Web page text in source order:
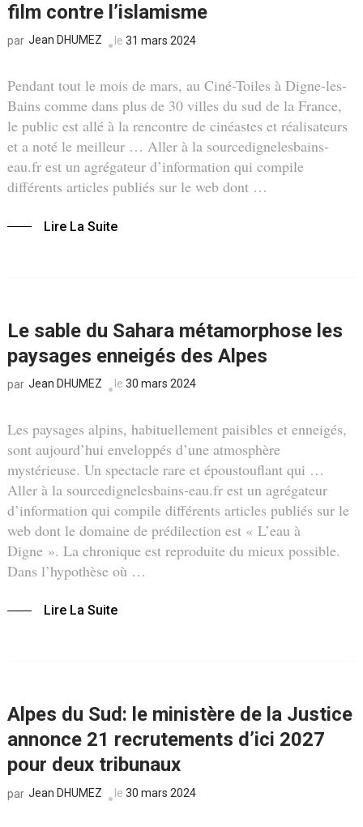
film contre l’islamisme
par Jean DHUMEZ le 31 mars 2024
Pendant tout le mois de mars, au Ciné-Toiles à Digne-les-
Bains comme dans plus de 30 villes du sud de la France,
le public est allé à la rencontre de cinéastes et réalisateurs
et a noté le meilleur … Aller à la sourcedignelesbains-
eau.fr est un agrégateur d’information qui compile
différents articles publiés sur le web dont …
Lire La Suite
Le sable du Sahara métamorphose les
paysages enneigés des Alpes
par Jean DHUMEZ le 30 mars 2024
Les paysages alpins, habituellement paisibles et enneigés,
sont aujourd’hui enveloppés d’une atmosphère
mystérieuse. Un spectacle rare et époustouflant qui …
Aller à la sourcedignelesbains-eau.fr est un agrégateur
d’information qui compile différents articles publiés sur le
web dont le domaine de prédilection est « L’eau à
Digne ». La chronique est reproduite du mieux possible.
Dans l’hypothèse où …
Lire La Suite
Alpes du Sud: le ministère de la Justice
annonce 21 recrutements d’ici 2027
pour deux tribunaux
par Jean DHUMEZ le 30 mars 2024